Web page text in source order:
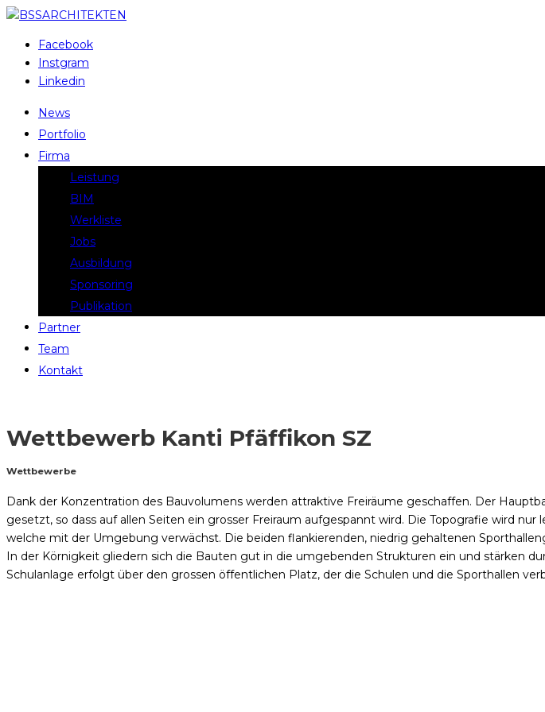
Facebook
Instgram
Linkedin
News
Portfolio
Firma
Leistung
BIM
Werkliste
Jobs
Ausbildung
Sponsoring
Publikation
Partner
Team
Kontakt
Wettbewerb Kanti Pfäffikon SZ
Wettbewerbe
Dank der Konzentration des Bauvolumens werden attraktive Freiräume geschaffen. Der
gesetzt, so dass auf allen Seiten ein grosser Freiraum aufgespannt wird. Die Topografie wird
welche mit der Umgebung verwächst. Die beiden flankierenden, niedrig gehaltenen
In der Körnigkeit gliedern sich die Bauten gut in die umgebenden Strukturen ein und stärken
Schulanlage erfolgt über den grossen öffentlichen Platz, der die Schulen und die Sporthallen